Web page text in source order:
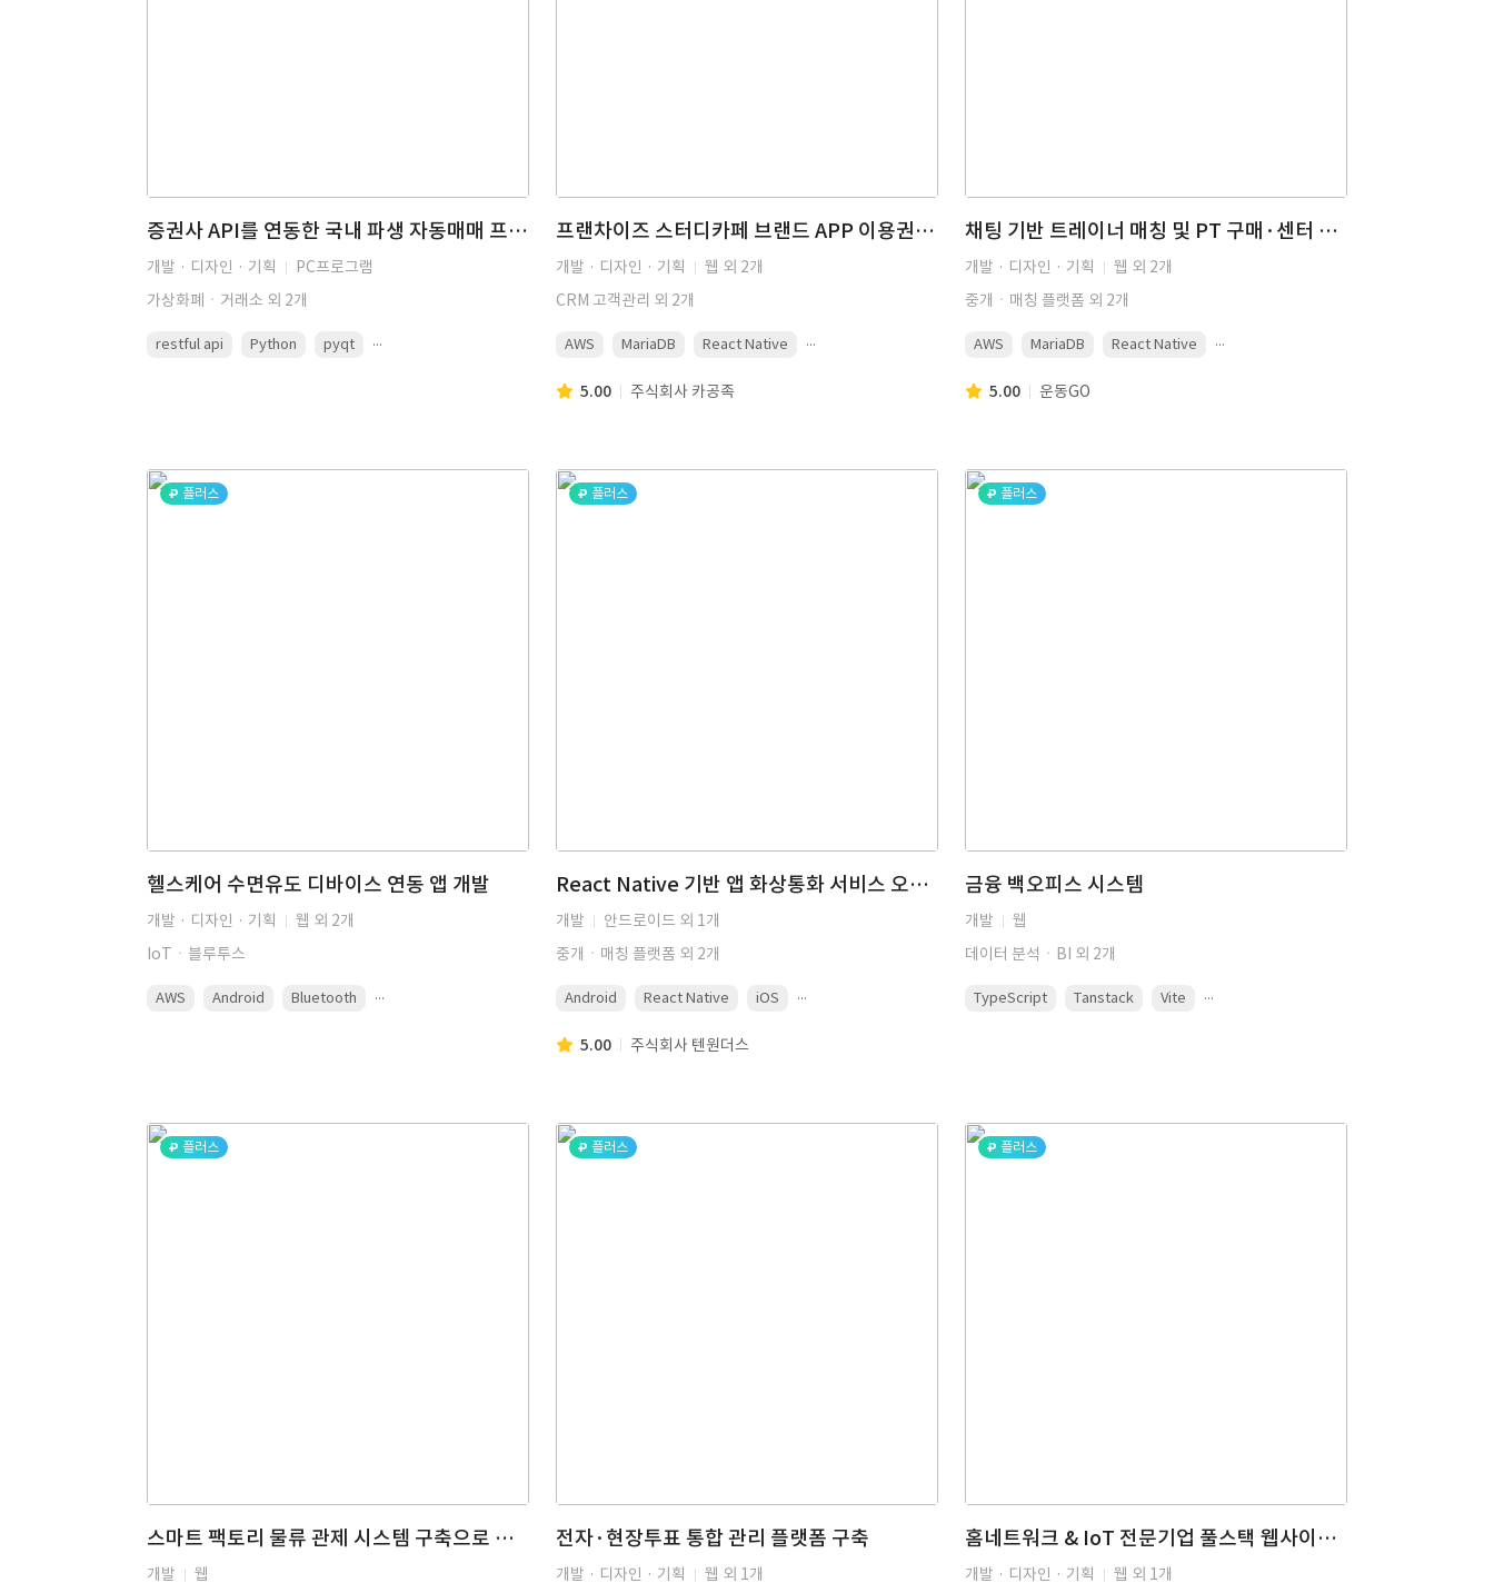
증권사 API를 연동한 국내 파생 자동매매 프로그램 개발
개발 · 디자인 · 기획
PC프로그램
가상화폐ㆍ거래소 외 2개
restful api Python pyqt ...
프랜차이즈 스터디카페 브랜드 APP 이용권 구매·출입·ERP 통합 구축
개발 · 디자인 · 기획
웹 외 2개
CRM 고객관리 외 2개
AWS MariaDB React Native ...
5.00 주식회사 카공족
채팅 기반 트레이너 매칭 및 PT 구매·센터 예약 O2O 플랫폼
개발 · 디자인 · 기획
웹 외 2개
중개ㆍ매칭 플랫폼 외 2개
AWS MariaDB React Native ...
5.00 운동GO
플러스
헬스케어 수면유도 디바이스 연동 앱 개발
개발 · 디자인 · 기획
웹 외 2개
IoTㆍ블루투스
AWS Android Bluetooth ...
플러스
React Native 기반 앱 화상통화 서비스 오류 수정
개발
안드로이드 외 1개
중개ㆍ매칭 플랫폼 외 2개
Android React Native iOS ...
5.00 주식회사 텐원더스
플러스
금융 백오피스 시스템
개발
웹
데이터 분석ㆍBI 외 2개
TypeScript Tanstack Vite ...
플러스
스마트 팩토리 물류 관제 시스템 구축으로 실시간 재고·작업 지시 처리 구현
개발
웹
플러스
전자·현장투표 통합 관리 플랫폼 구축
개발 · 디자인 · 기획
웹 외 1개
플러스
홈네트워크 & IoT 전문기업 풀스택 웹사이트 + CMS 개발
개발 · 디자인 · 기획
웹 외 1개